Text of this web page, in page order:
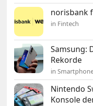
norisbank
in Fintech
Samsung:
Rekorde
in
Nintendo
Konsole